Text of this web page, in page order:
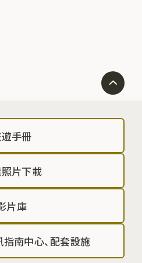
手冊
片下載
片庫
南中心、配套設施